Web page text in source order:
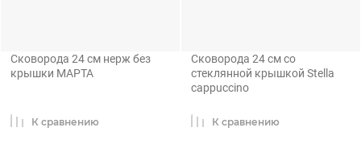
Сковорода 24 см нерж без
крышки МАРТА
К сравнению
Сковорода 24 см со
стеклянной крышкой Stella
cappuccino
К сравнению